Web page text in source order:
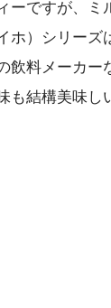
ーですが、ミ
ホ）シリー
料メーカー
結構美味し